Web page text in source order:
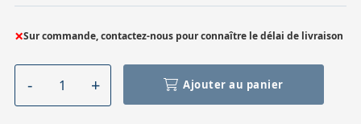
×Sur commande, contactez-nous pour connaître le délai de livraison
Ajouter au panier